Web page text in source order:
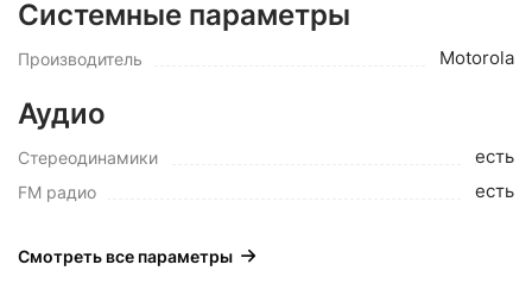
Системные параметры
Производитель Motorola
Аудио
Стереодинамики есть
FM радио есть
Смотреть все параметры